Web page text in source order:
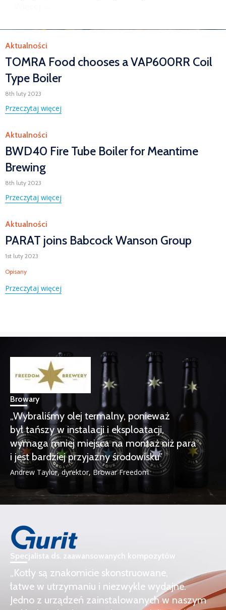
Category
Aktualności
TOMRA Food chooses a VAP600RR Coil
Type Boiler
8th luty 2023
Przeczytaj więcej
Category
Aktualności
BWD40 Fire Tube Boiler for Meantime
Brewing
8th luty 2023
Przeczytaj więcej
Category
Aktualności
PARAT joins Babcock Wanson Group
1st luty 2023
Tags
Opisany
Przeczytaj więcej
Browary
„Wybraliśmy olej termalny, ponieważ
był tańszy w instalacji i eksploatacji,
wymaga mniej miejsca na montaż niż para
i jest bardziej przyjazny środowisku”
Andrew Taylor, dyrektor, Browar Freedom
Specjalista ds. zaawansowanych kompozytów
„Kotły są znakomicie skonstruowane,
łatwe w utrzymaniu i niezwykle wydajne.
Jedno z urządzeń zainstalowanych w naszym